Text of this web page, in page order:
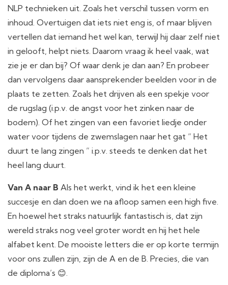
NLP technieken uit. Zoals het verschil tussen vorm en
inhoud. Overtuigen dat iets niet eng is, of maar blijven
vertellen dat iemand het wel kan, terwijl hij daar zelf niet
in gelooft, helpt niets. Daarom vraag ik heel vaak, wat
zie je er dan bij? Of waar denk je dan aan? En probeer
dan vervolgens daar aansprekender beelden voor in de
plaats te zetten. Zoals het drijven als een spekje voor
de rugslag (i.p.v. de angst voor het zinken naar de
bodem). Of het zingen van een favoriet liedje onder
water voor tijdens de zwemslagen naar het gat “ Het
duurt te lang zingen ” i.p.v. steeds te denken dat het
heel lang duurt.
Van A naar B Als het werkt, vind ik het een kleine
succesje en dan doen we na afloop samen een high five.
En hoewel het straks natuurlijk fantastisch is, dat zijn
wereld straks nog veel groter wordt en hij het hele
alfabet kent. De mooiste letters die er op korte termijn
voor ons zullen zijn, zijn de A en de B. Precies, die van
de diploma’s 😊.